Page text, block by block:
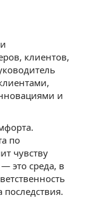
клиентов,
и
по
чувству
это среда, в
последствия.